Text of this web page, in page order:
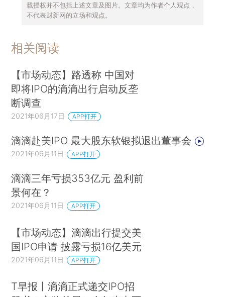
载授权并不包括上述文章及图片。文章均为作者个人观点，
不代表财新网的立场和观点。
相关阅读
【市场动态】路透称 中国对
即将IPO的滴滴出行启动反垄
断调查
2021年06月17日 APP打开
滴滴赴美IPO 最大股东软银拟退出董事会
2021年06月11日 APP打开
滴滴三年亏损353亿元 盈利前
景何在？
2021年06月11日 APP打开
【市场动态】滴滴出行提交美
国IPO申请 披露亏损16亿美元
2021年06月11日 APP打开
T早报丨滴滴正式递交IPO招